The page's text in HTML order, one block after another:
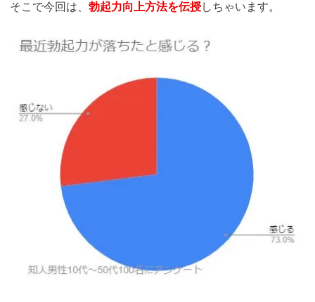
そこで今回は、 勃起力向上方法を伝授しちゃいます。